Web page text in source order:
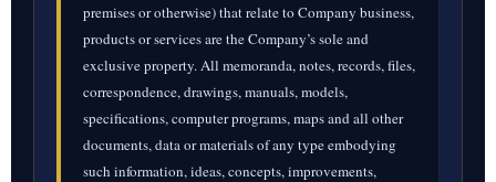
premises or otherwise) that relate to Company business,
products or services are the Company’s sole and
exclusive property. All memoranda, notes, records, files,
correspondence, drawings, manuals, models,
specifications, computer programs, maps and all other
documents, data or materials of any type embodying
such information, ideas, concepts, improvements,